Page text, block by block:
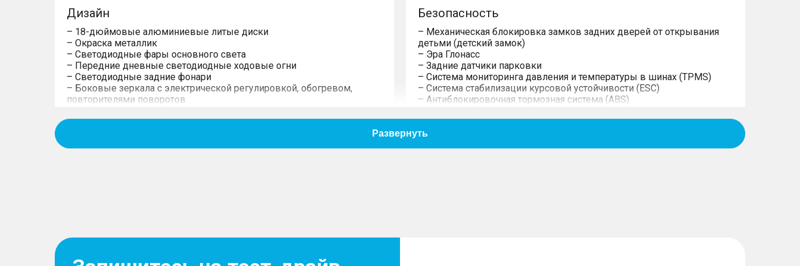
Дизайн
– 18-дюймовые алюминиевые литые диски
– Окраска металлик
– Светодиодные фары основного света
– Передние дневные светодиодные ходовые огни
– Светодиодные задние фонари
– Боковые зеркала с электрической регулировкой, обогревом,
повторителями поворотов
– Двухцветная окраска кузова (опция)
– Рулевая колонка с регулировкой в 4-х направлениях
– Ручки для пассажиров с микролифтом
Безопасность
– Механическая блокировка замков задних дверей от открывания
детьми (детский замок)
– Эра Глонасс
– Задние датчики парковки
– Система мониторинга давления и температуры в шинах (TPMS)
– Система стабилизации курсовой устойчивости (ESC)
– Антиблокировочная тормозная система (ABS)
– Датчик превышения заданной скорости/ограничитель скорости
– Подушки безопасности водителя и переднего пассажира